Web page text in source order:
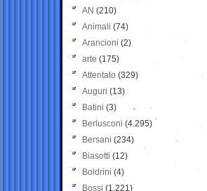
AN (210)
Animali (74)
Arancioni (2)
arte (175)
Attentato (329)
Auguri (13)
Batini (3)
Berlusconi (4.295)
Bersani (234)
Biasotti (12)
Boldrini (4)
Bossi (1.221)